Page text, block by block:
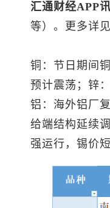
汇通财经APP
等）。更多详
铜：节日期间
预计震荡；锌
铝：海外铝厂
给端结构延续
强运行，锡价